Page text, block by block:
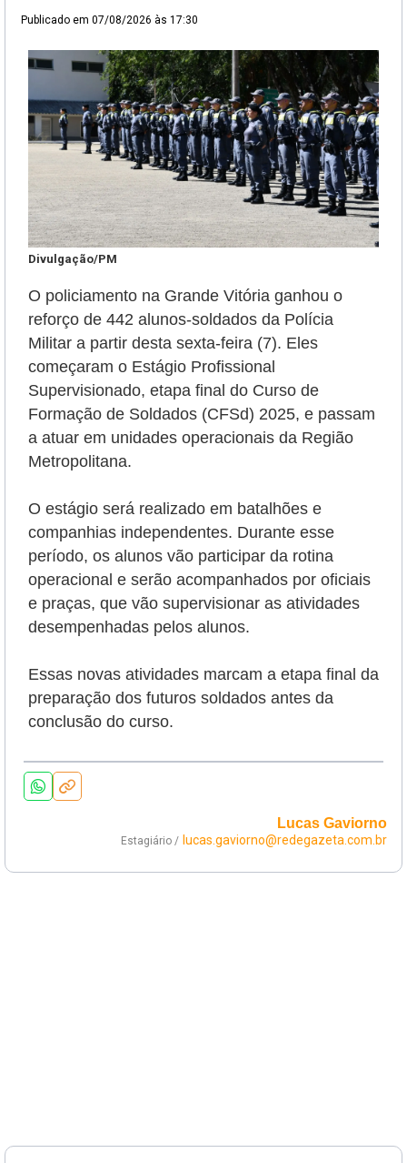
Publicado em 07/08/2026 às 17:30
Divulgação/PM
O policiamento na Grande Vitória ganhou o
reforço de 442 alunos-soldados da Polícia
Militar a partir desta sexta-feira (7). Eles
começaram o Estágio Profissional
Supervisionado, etapa final do Curso de
Formação de Soldados (CFSd) 2025, e passam
a atuar em unidades operacionais da Região
Metropolitana.
O estágio será realizado em batalhões e
companhias independentes. Durante esse
período, os alunos vão participar da rotina
operacional e serão acompanhados por oficiais
e praças, que vão supervisionar as atividades
desempenhadas pelos alunos.
Essas novas atividades marcam a etapa final da
preparação dos futuros soldados antes da
conclusão do curso.
Lucas Gaviorno
Estagiário / lucas.gaviorno@redegazeta.com.br